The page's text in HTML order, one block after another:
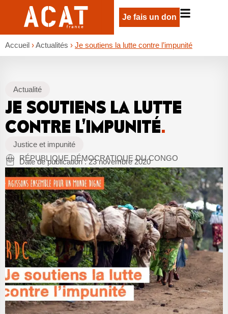
Je fais un don
Accueil ›Actualités › Je soutiens la lutte contre l’impunité
Actualité
JE SOUTIENS LA LUTTE
CONTRE L’IMPUNITÉ.
Justice et impunité
RÉPUBLIQUE DÉMOCRATIQUE DU CONGO
Date de publication :23 novembre 2020